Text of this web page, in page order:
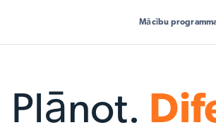
Mācību
Plānot.